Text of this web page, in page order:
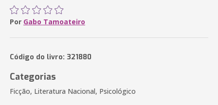
Por Gabo Tamoateiro
Código do livro: 321880
Categorias
Ficção, Literatura Nacional, Psicológico